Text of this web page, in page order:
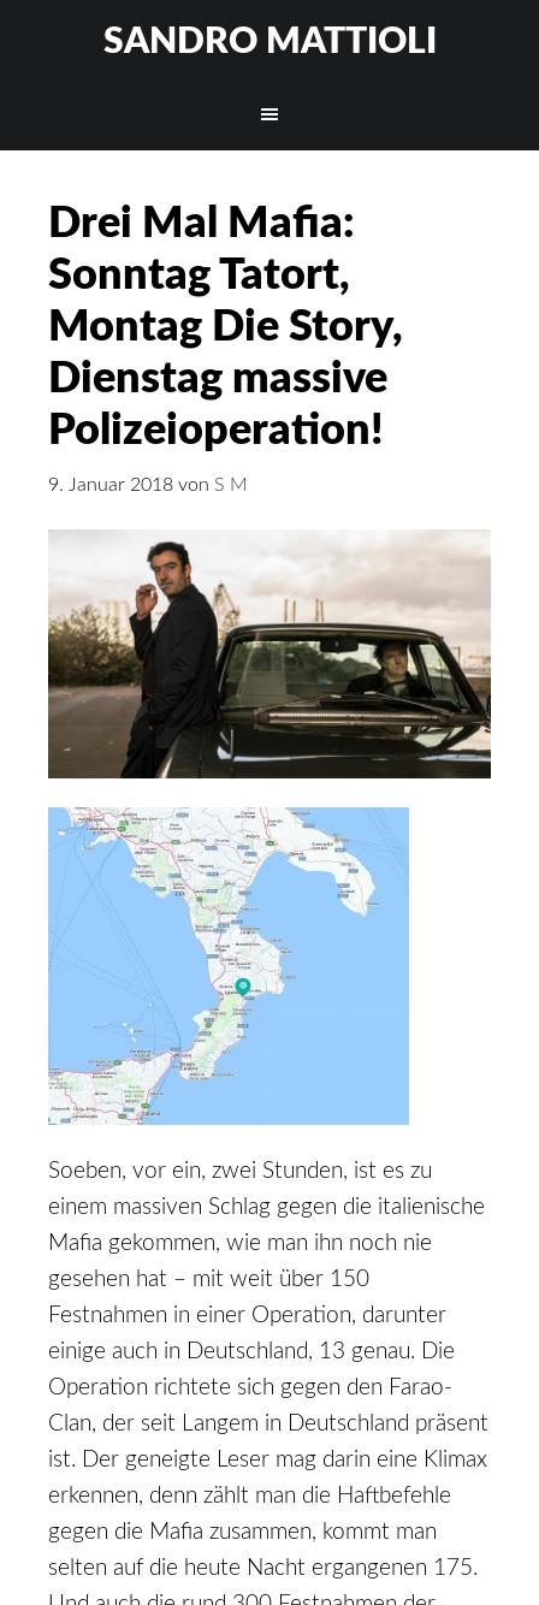
SANDRO MATTIOLI
Drei Mal Mafia:
Sonntag Tatort,
Montag Die Story,
Dienstag massive
Polizeioperation!
9. Januar 2018 von S M
Soeben, vor ein, zwei Stunden, ist es zu
einem massiven Schlag gegen die italienische
Mafia gekommen, wie man ihn noch nie
gesehen hat – mit weit über 150
Festnahmen in einer Operation, darunter
einige auch in Deutschland, 13 genau. Die
Operation richtete sich gegen den Farao-
Clan, der seit Langem in Deutschland präsent
ist. Der geneigte Leser mag darin eine Klimax
erkennen, denn zählt man die Haftbefehle
gegen die Mafia zusammen, kommt man
selten auf die heute Nacht ergangenen 175.